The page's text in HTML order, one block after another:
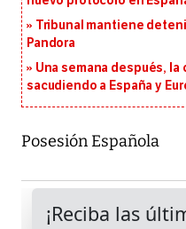
Tribunal mantiene
Pandora
Una semana después, la
sacudiendo a España y
Posesión Española